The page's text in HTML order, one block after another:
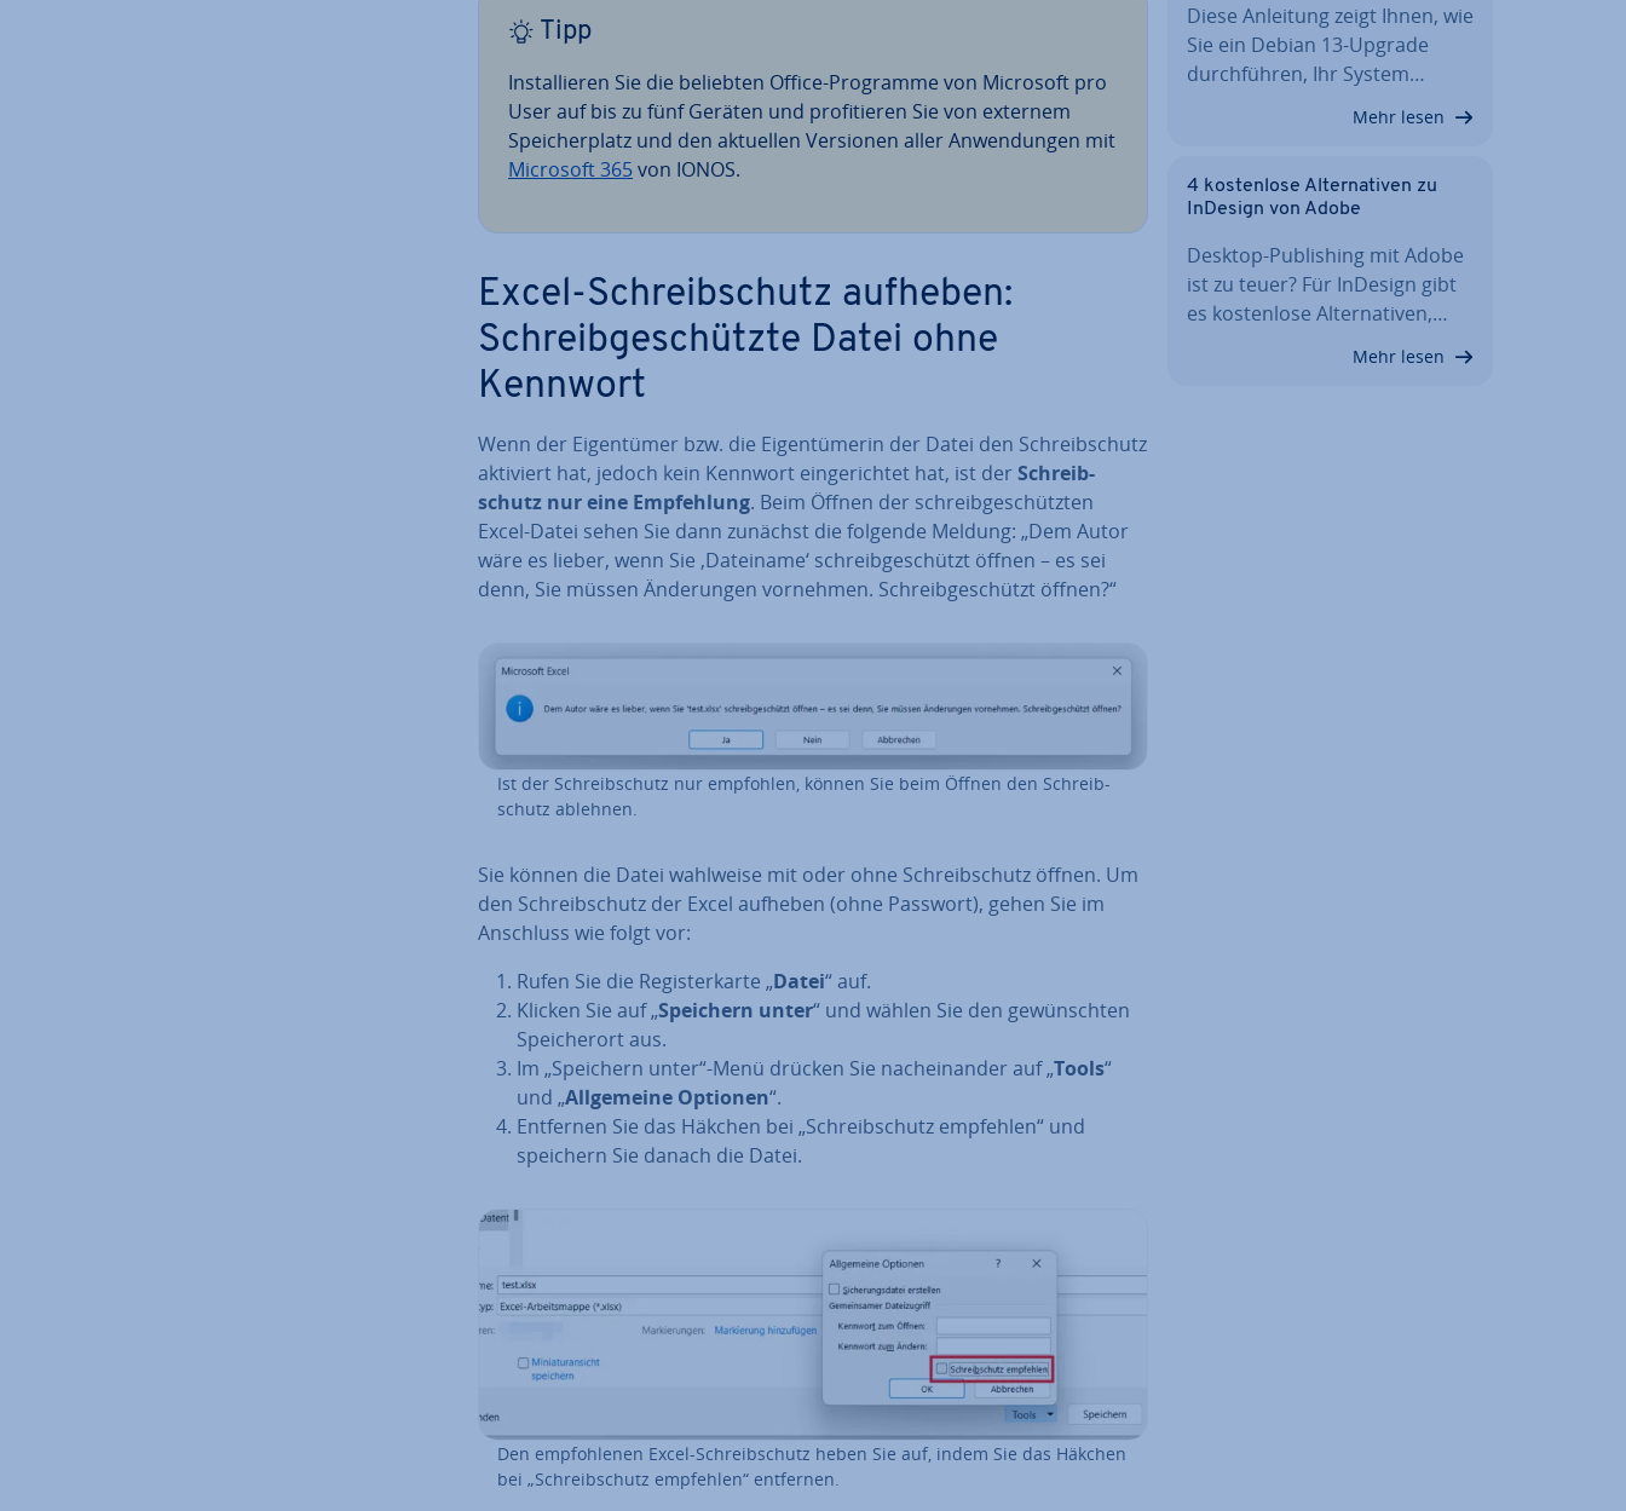
Tipp
In­stal­lie­ren Sie die beliebten Office-Programme von Microsoft pro
User auf bis zu fünf Geräten und pro­fi­tie­ren Sie von externem
Spei­cher­platz und den aktuellen Versionen aller An­wen­dun­gen mit
Microsoft 365von IONOS.
Excel-Schreib­schutz aufheben:
Schreib­ge­schütz­te Datei ohne
Kennwort
Wenn der Ei­gen­tü­mer bzw. die Ei­gen­tü­me­rin der Datei den Schreib­schutz
aktiviert hat, jedoch kein Kennwort ein­ge­rich­tet hat, ist der Schreib­
schutz nur eine Emp­feh­lung. Beim Öffnen der schreib­ge­schütz­ten
Excel-Datei sehen Sie dann zunächst die folgende Meldung: „Dem Autor
wäre es lieber, wenn Sie ‚Dateiname‘ schreib­ge­schützt öffnen – es sei
denn, Sie müssen Än­de­run­gen vornehmen. Schreib­ge­schützt öffnen?“
Ist der Schreib­schutz nur empfohlen, können Sie beim Öffnen den Schreib­
schutz ablehnen.
Sie können die Datei wahlweise mit oder ohne Schreib­schutz öffnen. Um
den Schreib­schutz der Excel aufheben (ohne Passwort), gehen Sie im
Anschluss wie folgt vor:
Rufen Sie die Re­gis­ter­kar­te „Datei“ auf.
Klicken Sie auf „Speichern unter“ und wählen Sie den ge­wünsch­ten
Spei­cher­ort aus.
Im „Speichern unter“-Menü drücken Sie nach­ein­an­der auf „Tools“
und „All­ge­mei­ne Optionen“.
Entfernen Sie das Häkchen bei „Schreib­schutz empfehlen“ und
speichern Sie danach die Datei.
Den emp­foh­le­nen Excel-Schreib­schutz heben Sie auf, indem Sie das Häkchen
bei „Schreib­schutz empfehlen“ entfernen.
Diese Anleitung zeigt Ihnen, wie
Sie ein Debian 13-Upgrade
durch­füh­ren, Ihr System…
Mehr lesen
4 kos­ten­lo­se Al­ter­na­ti­ven zu
InDesign von Adobe
Desktop-Pu­bli­shing mit Adobe
ist zu teuer? Für InDesign gibt
es kos­ten­lo­se Al­ter­na­ti­ven,…
Mehr lesen